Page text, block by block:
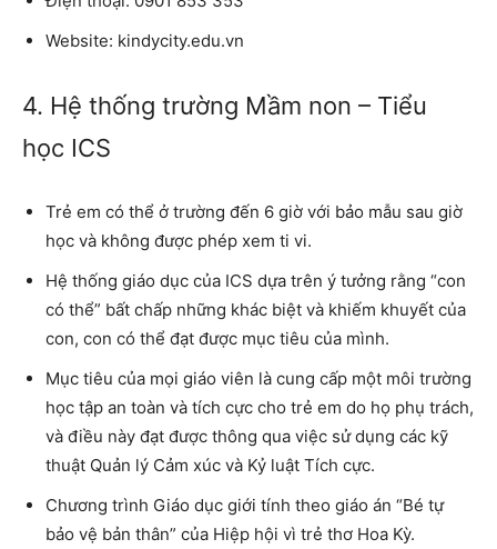
Website: kindycity.edu.vn
4. Hệ thống trường Mầm non – Tiểu
học ICS
Trẻ em có thể ở trường đến 6 giờ với bảo mẫu sau giờ
học và không được phép xem ti vi.
Hệ thống giáo dục của ICS dựa trên ý tưởng rằng “con
có thể” bất chấp những khác biệt và khiếm khuyết của
con, con có thể đạt được mục tiêu của mình.
Mục tiêu của mọi giáo viên là cung cấp một môi trường
học tập an toàn và tích cực cho trẻ em do họ phụ trách,
và điều này đạt được thông qua việc sử dụng các kỹ
thuật Quản lý Cảm xúc và Kỷ luật Tích cực.
Chương trình Giáo dục giới tính theo giáo án “Bé tự
bảo vệ bản thân” của Hiệp hội vì trẻ thơ Hoa Kỳ.